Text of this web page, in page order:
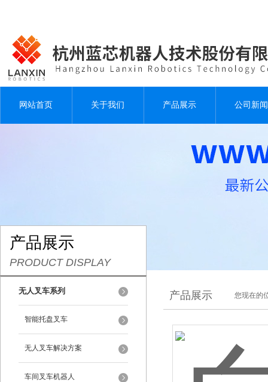
网站首页 关于我们 产品展示 公司新闻
产品展示
PRODUCT DISPLAY
无人叉车系列
智能托盘叉车
无人叉车解决方案
车间叉车机器人
产品展示 您现在的